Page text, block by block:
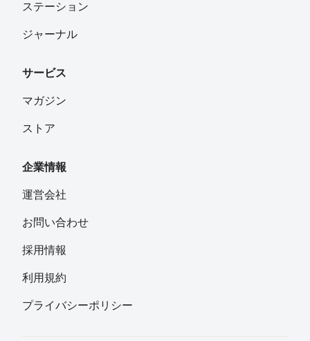
ステーション
ジャーナル
サービス
マガジン
ストア
企業情報
運営会社
お問い合わせ
採用情報
利用規約
プライバシーポリシー